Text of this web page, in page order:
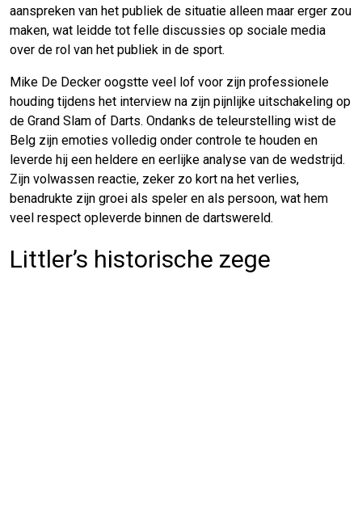
aanspreken van het publiek de situatie alleen maar erger zou
maken, wat leidde tot felle discussies op sociale media
over de rol van het publiek in de sport.
Mike De Decker oogstte veel lof voor zijn professionele
houding tijdens het interview na zijn pijnlijke uitschakeling op
de Grand Slam of Darts. Ondanks de teleurstelling wist de
Belg zijn emoties volledig onder controle te houden en
leverde hij een heldere en eerlijke analyse van de wedstrijd.
Zijn volwassen reactie, zeker zo kort na het verlies,
benadrukte zijn groei als speler en als persoon, wat hem
veel respect opleverde binnen de dartswereld.
Littler’s historische zege